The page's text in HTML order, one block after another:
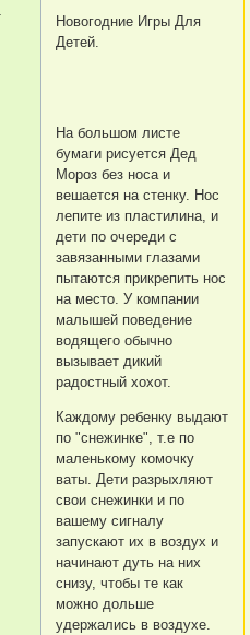
Новогодние Игры Для
Детей.
На большом листе
бумаги рисуется Дед
Мороз без носа и
вешается на стенку. Нос
лепите из пластилина, и
дети по очереди с
завязанными глазами
пытаются прикрепить нос
на место. У компании
малышей поведение
водящего обычно
вызывает дикий
радостный хохот.
Каждому ребенку выдают
по "снежинке", т.е по
маленькому комочку
ваты. Дети разрыхляют
свои снежинки и по
вашему сигналу
запускают их в воздух и
начинают дуть на них
снизу, чтобы те как
можно дольше
удержались в воздухе.